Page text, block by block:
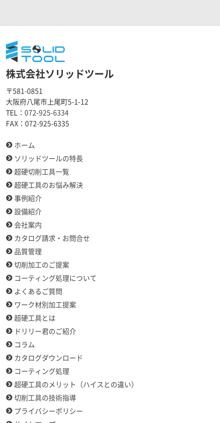
株式会社ソリッドツール
〒581-0851
大阪府八尾市上尾町5-1-12
TEL： 072-925-6334
FAX： 072-925-6335
ホーム
ソリッドツールの特長
超硬切削工具一覧
超硬工具のお悩み解決
事例紹介
設備紹介
会社案内
カタログ請求・お問合せ
品質管理
切削加工のご提案
コーティング処理について
よくあるご質問
ワーク材別加工提案
超硬工具とは
ドリリー君のご紹介
コラム
カタログダウンロード
コーティング処理
超硬工具のメリット（ハイスとの違い）
切削工具の技術指導
プライバシーポリシー